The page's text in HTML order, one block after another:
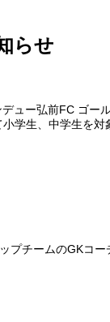
らせ
ー弘前FC ゴー
学生、中学生を対
チームのGKコー